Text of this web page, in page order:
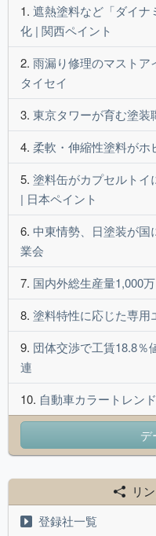
遮熱塗料など「ダイナ
化 | 関西ペイント
雨漏り修理のマストア
タイセイ
東京タワーが育む塗装
柔軟・伸縮性塗料がホ
塗料缶がカプセルトイ
| 日本ペイント
中東情勢、日塗装が国
業会
国内外総生産量1,000
塗料特性に応じた専用
団体交渉で工賃18.8％
連
自動車カラートレン
デ
リ
登録社一覧